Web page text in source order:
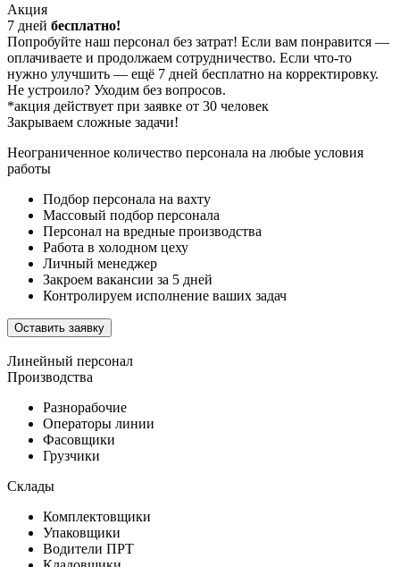
Акция
7 дней бесплатно!
Попробуйте наш персонал без затрат! Если вам понравится —
оплачиваете и продолжаем сотрудничество. Если что-то
нужно улучшить — ещё 7 дней бесплатно на корректировку.
Не устроило? Уходим без вопросов.
*акция действует при заявке от 30 человек
Закрываем сложные задачи!
Неограниченное количество персонала на любые условия
работы
Подбор персонала на вахту
Массовый подбор персонала
Персонал на вредные производства
Работа в холодном цеху
Личный менеджер
Закроем вакансии за 5 дней
Контролируем исполнение ваших задач
Оставить заявку
Линейный персонал
Производства
Разнорабочие
Операторы линии
Фасовщики
Грузчики
Склады
Комплектовщики
Упаковщики
Водители ПРТ